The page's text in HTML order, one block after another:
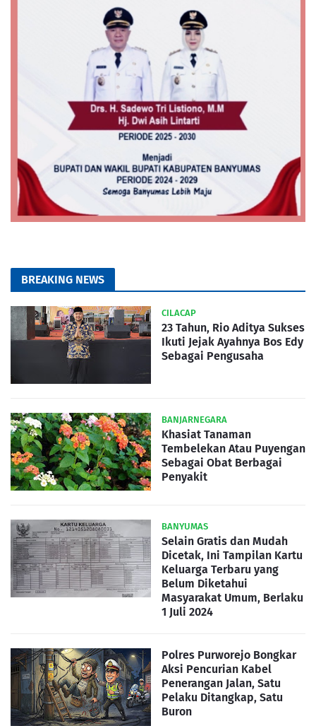
BREAKING NEWS
CILACAP
23 Tahun, Rio Aditya Sukses
Ikuti Jejak Ayahnya Bos Edy
Sebagai Pengusaha
BANJARNEGARA
Khasiat Tanaman
Tembelekan Atau Puyengan
Sebagai Obat Berbagai
Penyakit
BANYUMAS
Selain Gratis dan Mudah
Dicetak, Ini Tampilan Kartu
Keluarga Terbaru yang
Belum Diketahui
Masyarakat Umum, Berlaku
1 Juli 2024
Polres Purworejo Bongkar
Aksi Pencurian Kabel
Penerangan Jalan, Satu
Pelaku Ditangkap, Satu
Buron